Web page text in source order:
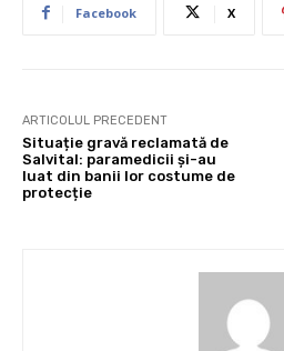
Facebook X
ARTICOLUL PRECEDENT
Situație gravă reclamată de
Salvital: paramedicii și-au
luat din banii lor costume de
protecție